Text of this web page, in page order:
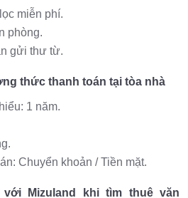
miễn phí.
phòng.
gửi thư từ.
thức thanh toán tại tòa nhà
1 năm.
Chuyển khoản / Tiền mặt.
Mizuland khi tìm thuê văn